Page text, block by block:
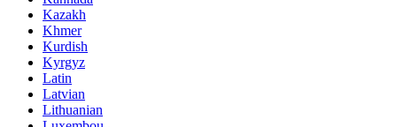
Kazakh
Khmer
Kurdish
Kyrgyz
Latin
Latvian
Lithuanian